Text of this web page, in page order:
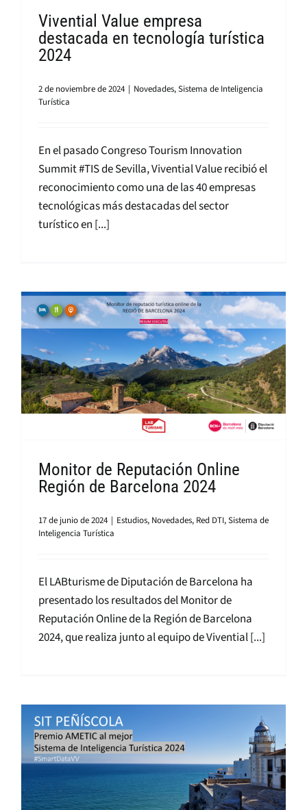
Vivential Value empresa
destacada en tecnología turística
2024
2 de noviembre de 2024 | Novedades,Sistema de Inteligencia
Turística
En el pasado Congreso Tourism Innovation
Summit #TIS de Sevilla, Vivential Value recibió el
reconocimiento como una de las 40 empresas
tecnológicas más destacadas del sector
turístico en [...]
Monitor de Reputación Online
Región de Barcelona 2024
17 de junio de 2024 | Estudios, Novedades, Red DTI,Sistema de
Inteligencia Turística
El LABturisme de Diputación de Barcelona ha
presentado los resultados del Monitor de
Reputación Online de la Región de Barcelona
2024, que realiza junto al equipo de Vivential [...]